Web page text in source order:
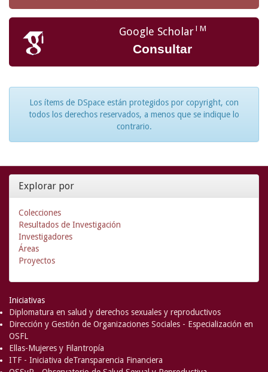
Google ScholarTM
Consultar
Los ítems de DSpace están protegidos por copyright, con
todos los derechos reservados, a menos que se indique lo
contrario.
Explorar por
Colecciones
Resultados de Investigación
Investigadores
Áreas
Proyectos
Iniciativas
Diplomatura en salud y derechos sexuales y reproductivos
Dirección y Gestión de Organizaciones Sociales - Especialización en
OSFL
Ellas-Mujeres y Filantropía
ITF - Iniciativa deTransparencia Financiera